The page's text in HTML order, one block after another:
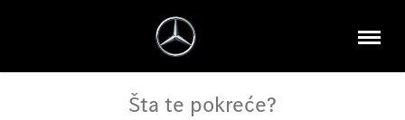
Šta te pokreće?